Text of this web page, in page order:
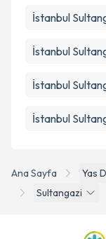
Ana Sayfa Yas
Sultangazi
İstanbul
İstanbul
İstanbul
İstanbul